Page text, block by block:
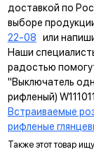
доставкой по
выборе
22-08 или
Наши
радостью
"Выключатель
рифленый)
Встраиваемые
рифленые
Также этот товар